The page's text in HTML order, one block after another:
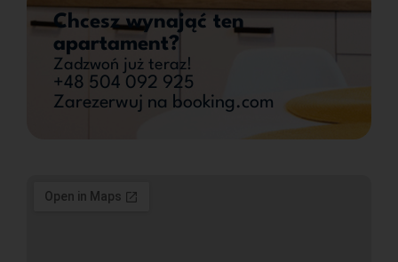
Chcesz wynająć ten
apartament?
Zadzwoń już teraz!
+48 504 092 925
Zarezerwuj na booking.com